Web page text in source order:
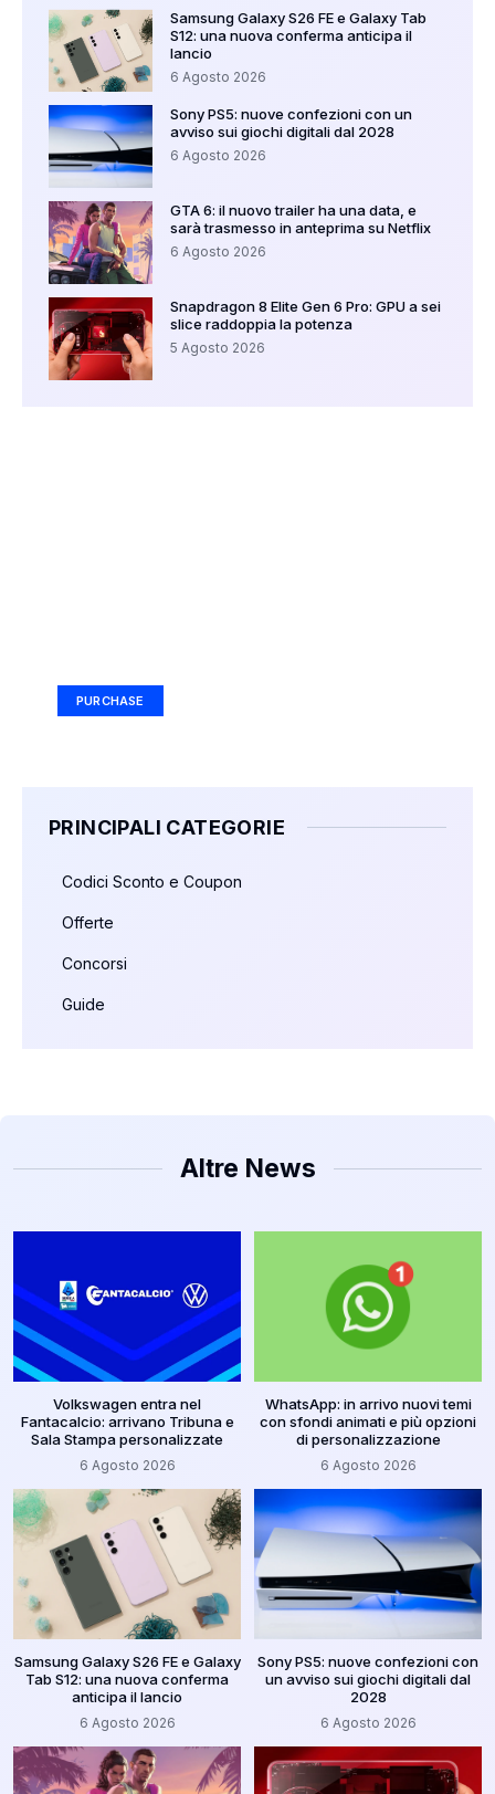
Samsung Galaxy S26 FE e Galaxy Tab
S12: una nuova conferma anticipa il
lancio
6 Agosto 2026
Sony PS5: nuove confezioni con un
avviso sui giochi digitali dal 2028
6 Agosto 2026
GTA 6: il nuovo trailer ha una data, e
sarà trasmesso in anteprima su Netflix
6 Agosto 2026
Snapdragon 8 Elite Gen 6 Pro: GPU a sei
slice raddoppia la potenza
5 Agosto 2026
PURCHASE
PRINCIPALI CATEGORIE
Codici Sconto e Coupon
Offerte
Concorsi
Guide
Altre News
Volkswagen entra nel
Fantacalcio: arrivano Tribuna e
Sala Stampa personalizzate
6 Agosto 2026
WhatsApp: in arrivo nuovi temi
con sfondi animati e più opzioni
di personalizzazione
6 Agosto 2026
Samsung Galaxy S26 FE e Galaxy
Tab S12: una nuova conferma
anticipa il lancio
6 Agosto 2026
Sony PS5: nuove confezioni con
un avviso sui giochi digitali dal
2028
6 Agosto 2026